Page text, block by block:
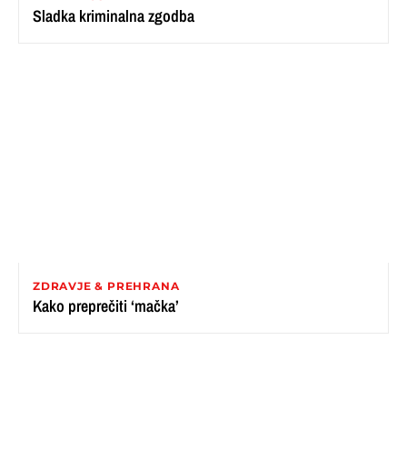
Sladka kriminalna zgodba
ZDRAVJE & PREHRANA
Kako preprečiti ‘mačka’